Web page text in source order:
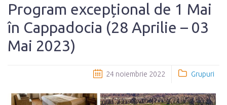
Program excepțional de 1 Mai
în Cappadocia (28 Aprilie – 03
Mai 2023)
24 noiembrie 2022 Grupuri